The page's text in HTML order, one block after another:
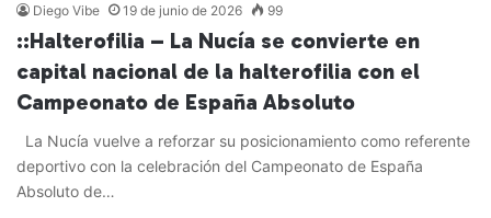
Diego Vibe 19 de junio de 2026 99
::Halterofilia – La Nucía se convierte en
capital nacional de la halterofilia con el
Campeonato de España Absoluto
La Nucía vuelve a reforzar su posicionamiento como referente
deportivo con la celebración del Campeonato de España
Absoluto de…